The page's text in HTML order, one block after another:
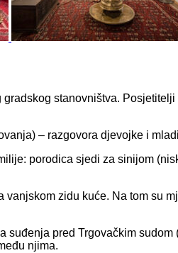
stanovništva.
– razgovora djevojke i
porodica sjedi za sinijom
zidu kuće. Na tom su
pred Trgovačkim sudom
njima.